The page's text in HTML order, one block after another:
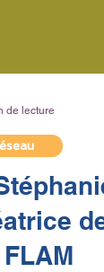
de lecture
de